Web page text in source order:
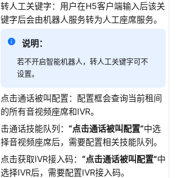
转人工关键字：用户在H5客户端输入后该关
键字后会由机器人服务转为人工座席服务。
说明：
若不开启智能机器人，转人工关键字可不
设置。
点击通话被叫配置：配置框会查询当前租间
的所有音视频座席和IVR。
击通话技能队列： “点击通话被叫配置”中选
择音视频座席后，需要配置相关技能队列。
点击获取IVR接入码： “点击通话被叫配置”中
选择IVR后，需要配置IVR接入码。